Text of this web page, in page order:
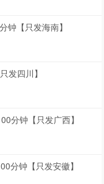
钟【只发海南】
发四川】
分钟【只发广西】
分钟【只发安徽】